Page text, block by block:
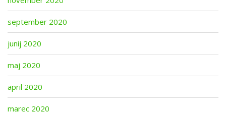
september 2020
junij 2020
maj 2020
april 2020
marec 2020